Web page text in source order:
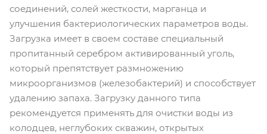
соединений, солей жесткости, марганца и
улучшения бактериологических параметров воды.
Загрузка имеет в своем составе специальный
пропитанный серебром активированный уголь,
который препятствует размножению
микроорганизмов (железобактерий) и способствует
удалению запаха. Загрузку данного типа
рекомендуется применять для очистки воды из
колодцев, неглубоких скважин, открытых